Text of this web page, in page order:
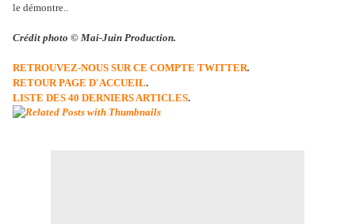
le démontre..
Crédit photo © Mai-Juin Production.
RETROUVEZ-NOUS SUR CE COMPTE TWITTER.
RETOUR PAGE D'ACCUEIL.
LISTE DES 40 DERNIERS ARTICLES.